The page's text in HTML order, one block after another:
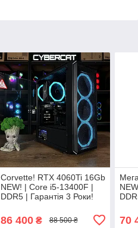
Corvette! RTX 4060Ti 16Gb
NEW! | Core i5-13400F |
DDR5 | Гарантія 3 Роки!
Магазин CyberCat
86 400₴ 88 500 ₴ 70